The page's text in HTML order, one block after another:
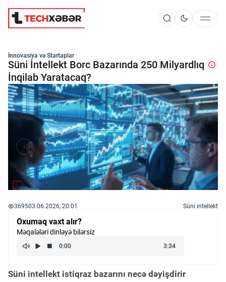
Süni İntellekt
Elm və Kosmos
Texnoloji İnkişaf
İnnovasiya və Startaplar
Robot və Cihazlar
Kriptovalyuta
ÇƏRƏZLƏR SİYASƏTİ
İnnovasiya və Startaplar
Süni İntellekt Borc Bazarında 250 Milyardlıq
İnqilab Yaratacaq?
369503.06.2026, 20:01 Süni intellekt
Oxumaq vaxt alır?
Məqalələri dinləyə bilərsiz
Süni intellekt istiqraz bazarını necə dəyişdirir